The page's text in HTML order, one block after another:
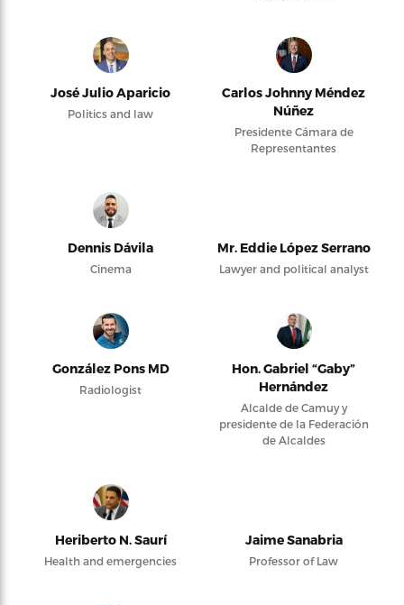
José Julio Aparicio
Politics and law
Carlos Johnny Méndez
Núñez
Presidente Cámara de
Representantes
Dennis Dávila
Cinema
Mr. Eddie López Serrano
Lawyer and political analyst
González Pons MD
Radiologist
Hon. Gabriel “Gaby”
Hernández
Alcalde de Camuy y
presidente de la Federación
de Alcaldes
Heriberto N. Saurí
Health and emergencies
Jaime Sanabria
Professor of Law